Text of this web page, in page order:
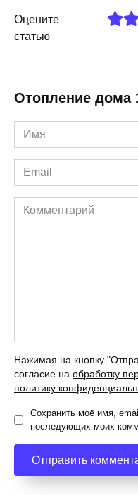
Оцените
статью
Отопление дома
Имя
*
Email
*
Комментарий
Нажимая на кнопку
согласие на обработку
политику
Сохранить моё имя,
последующих моих